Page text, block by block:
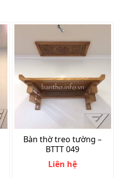
Bàn thờ treo tường –
BTTT 049
Liên hệ